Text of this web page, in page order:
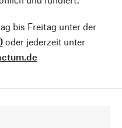
bis Freitag unter der
oder jederzeit unter